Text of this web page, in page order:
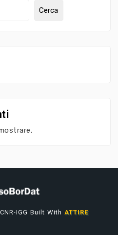
Cerca
IGG Built With ATTIRE